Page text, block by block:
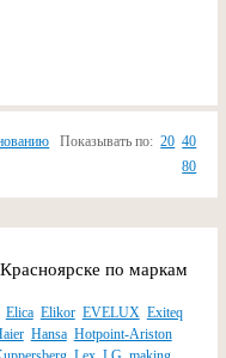
Показывать по: 20 40
80
по маркам
Elica Elikor EVELUX Exiteq
Hansa Hotpoint-Ariston